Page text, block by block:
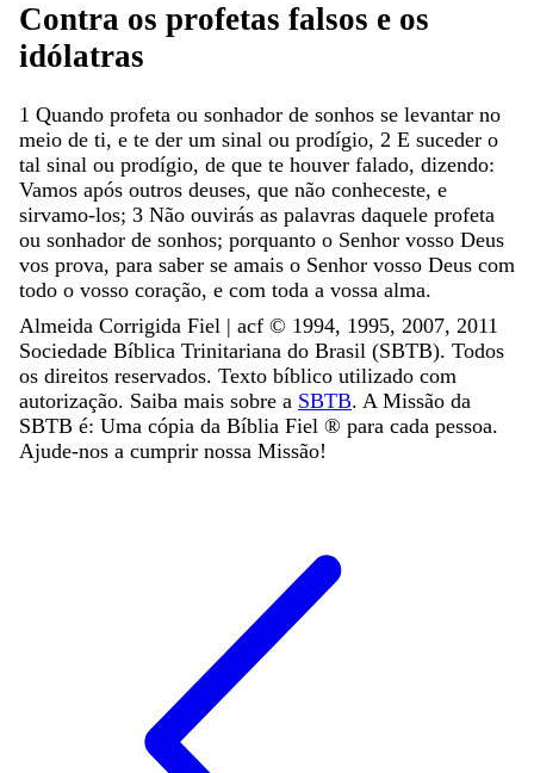
Contra os profetas falsos e os
idólatras
1 Quando profeta ou sonhador de sonhos se levantar no
meio de ti, e te der um sinal ou prodígio, 2 E suceder o
tal sinal ou prodígio, de que te houver falado, dizendo:
Vamos após outros deuses, que não conheceste, e
sirvamo-los; 3 Não ouvirás as palavras daquele profeta
ou sonhador de sonhos; porquanto o Senhor vosso Deus
vos prova, para saber se amais o Senhor vosso Deus com
todo o vosso coração, e com toda a vossa alma.
Almeida Corrigida Fiel | acf ©️ 1994, 1995, 2007, 2011
Sociedade Bíblica Trinitariana do Brasil (SBTB). Todos
os direitos reservados. Texto bíblico utilizado com
autorização. Saiba mais sobre a SBTB. A Missão da
SBTB é: Uma cópia da Bíblia Fiel ®️ para cada pessoa.
Ajude-nos a cumprir nossa Missão!